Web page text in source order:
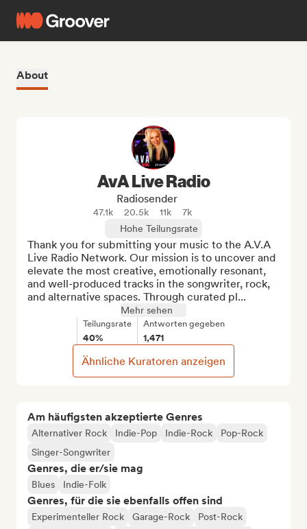
About
Am häufigsten akzeptierte Genres
Alternativer Rock Indie-Pop Indie-Rock
Pop-Rock
Singer-Songwriter
Genres, die er/sie mag
Blues Indie-Folk
Genres, für die sie ebenfalls offen sind
Experimenteller Rock Garage-Rock
Post-Rock
AvA Live Radio
Radiosender
47.1k 20.5k 11k
7k
Hohe Teilungsrate
Thank you for submitting your music to the A.V.A
Live Radio Network. Our mission is to uncover and
elevate the most creative, emotionally resonant,
and well-produced tracks in the songwriter, rock,
and alternative spaces. Through curated pl...
Mehr sehen
Teilungsrate
40%
Antworten gegeben
1,471
Ähnliche Kuratoren anzeigen